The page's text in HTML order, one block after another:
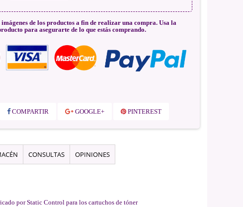
imágenes de los productos a fin de realizar una compra. Usa la
para asegurarte de lo que estás comprando.
COMPARTIR GOOGLE+ PINTEREST
CONSULTAS OPINIONES
por Static Control para los cartuchos de tóner